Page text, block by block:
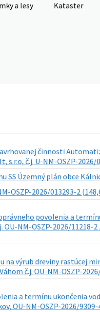
a lesy Kataster
činnosti
č.j. U-NM-OSZP-2026/
Územný plán obce
OSZP-2026/013293-2
povolenia a
NM-OSZP-2026/11218-
na výrub dreviny rastúcej
č.j. OU-NM-OSZP-
a termínu ukončenia
OU-NM-OSZP-2026/